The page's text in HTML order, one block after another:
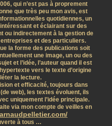
qui n’est pas à proprement
que très peu mon avis, est
quotidiennes, un
et éclairant sur des
ou indirectement à la gestion de
et des particuliers.
la forme des publications soit
une image, un ou des
et l’idée, l’auteur quand il est
vers le texte d’origine
la lecture.
et efficacité, toujours dans
web), les textes évoluent, ils
uniquement l’idée principale.
via mon compte de veilles en
à tous …